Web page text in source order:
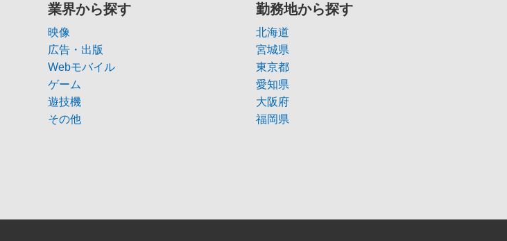
業界から探す
映像
広告・出版
Webモバイル
ゲーム
遊技機
その他
勤務地から探す
北海道
宮城県
東京都
愛知県
大阪府
福岡県